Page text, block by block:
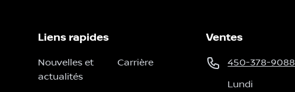
Liens rapides
Nouvelles et
actualités
Carrière
Ventes
450-378-9088
Lundi